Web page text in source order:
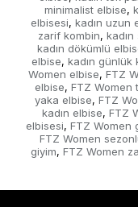
minimalist elbise,
elbisesi, kadın uzun
zarif kombin,
kadın dökümlü
elbise, kadın günlük
Women elbise, FTZ
elbise, FTZ Women
yaka elbise, FTZ
kadın elbise, FTZ
elbisesi, FTZ Women
FTZ Women
giyim, FTZ Women